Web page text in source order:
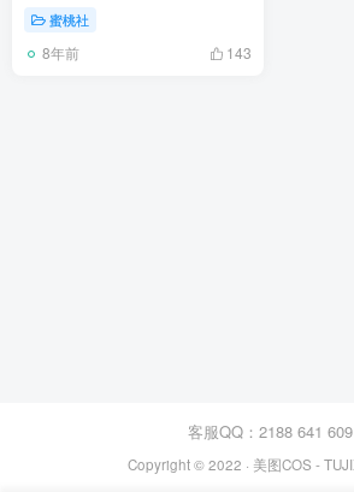
蜜桃社
8年前 143
客服QQ：2188 641 609
Copyright © 2022 · 美图COS -